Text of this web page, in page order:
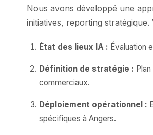
Nous avons développé une
initiatives, reporting
État des lieux IA : Évaluation
Définition de stratégie :
commerciaux.
Déploiement opérationnel :
spécifiques à Angers.